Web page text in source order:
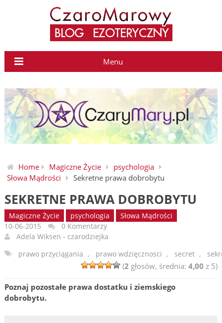
Menu
Home Magiczne Życie
psychologia
Słowa Mądrości
Sekretne prawa dobrobytu
SEKRETNE PRAWA DOBROBYTU
Magiczne Życie psychologia
Słowa Mądrości
10-06-2015
0 Komentarzy
Adela Wiksen - czarodziejka
prawo przyciągania , prawo wdzięcznosci , secret ,
(2 głosów, średnia:4,00 z 5)
Poznaj pozostałe prawa dostatku i ziemskiego
dobrobytu.